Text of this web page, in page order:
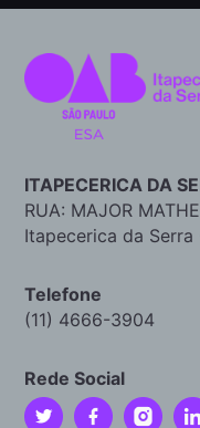
ITAPECERICA DA
RUA: MAJOR
Itapecerica da Serra
Telefone
(11) 4666-3904
Rede Social